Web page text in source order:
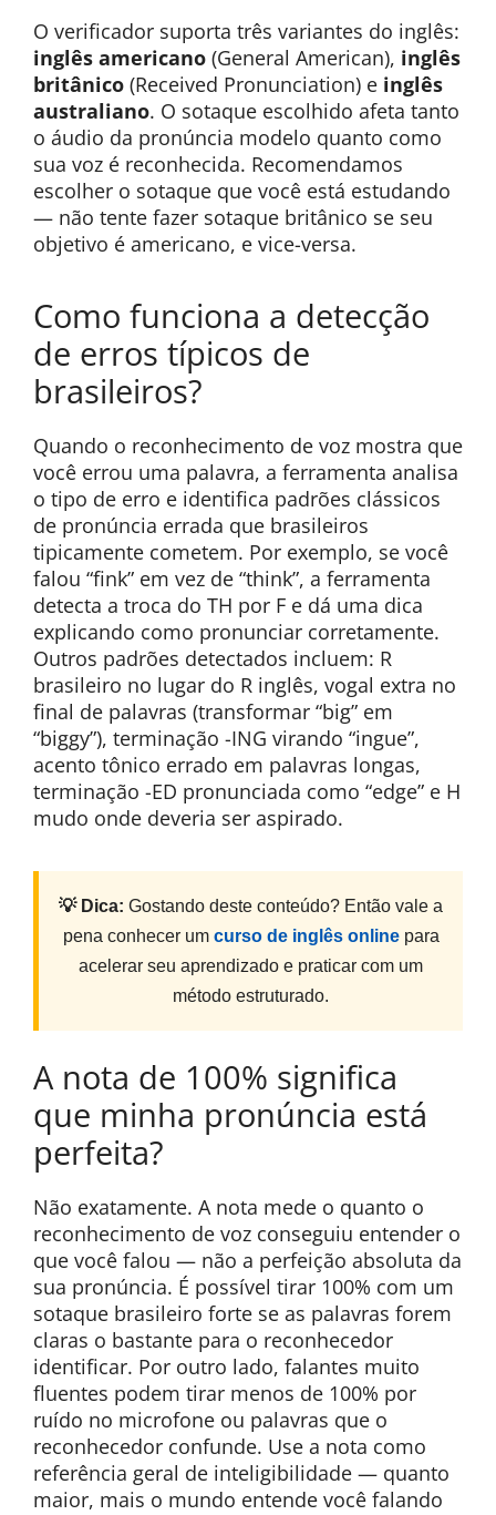
O verificador suporta três variantes do inglês:
inglês americano (General American), inglês
britânico (Received Pronunciation) e inglês
australiano. O sotaque escolhido afeta tanto
o áudio da pronúncia modelo quanto como
sua voz é reconhecida. Recomendamos
escolher o sotaque que você está estudando
— não tente fazer sotaque britânico se seu
objetivo é americano, e vice-versa.
Como funciona a detecção
de erros típicos de
brasileiros?
Quando o reconhecimento de voz mostra que
você errou uma palavra, a ferramenta analisa
o tipo de erro e identifica padrões clássicos
de pronúncia errada que brasileiros
tipicamente cometem. Por exemplo, se você
falou “fink” em vez de “think”, a ferramenta
detecta a troca do TH por F e dá uma dica
explicando como pronunciar corretamente.
Outros padrões detectados incluem: R
brasileiro no lugar do R inglês, vogal extra no
final de palavras (transformar “big” em
“biggy”), terminação -ING virando “ingue”,
acento tônico errado em palavras longas,
terminação -ED pronunciada como “edge” e H
mudo onde deveria ser aspirado.
💡 Dica: Gostando deste conteúdo? Então vale a
pena conhecer um curso de inglês onlinepara
acelerar seu aprendizado e praticar com um
método estruturado.
A nota de 100% significa
que minha pronúncia está
perfeita?
Não exatamente. A nota mede o quanto o
reconhecimento de voz conseguiu entender o
que você falou — não a perfeição absoluta da
sua pronúncia. É possível tirar 100% com um
sotaque brasileiro forte se as palavras forem
claras o bastante para o reconhecedor
identificar. Por outro lado, falantes muito
fluentes podem tirar menos de 100% por
ruído no microfone ou palavras que o
reconhecedor confunde. Use a nota como
referência geral de inteligibilidade — quanto
maior, mais o mundo entende você falando